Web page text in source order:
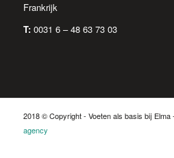
Frankrijk
T:0031 6 – 48 63 73 03
2018 © Copyright - Voeten als basis bij Elma
agency